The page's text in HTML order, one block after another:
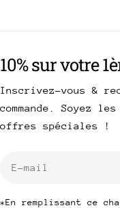
10% sur votre
Inscrivez-vous &
commande. Soyez
offres spéciales !
*En remplissant ce